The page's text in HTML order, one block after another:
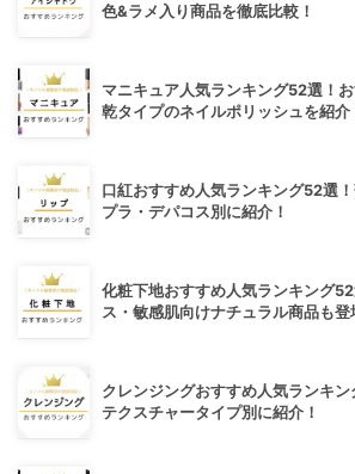
色&ラメ入り商品を徹底比較！
マニキュア人気ランキング52選！
乾タイプのネイルポリッシュを紹介
口紅おすすめ人気ランキング52選
プラ・デパコス別に紹介！
化粧下地おすすめ人気ランキング
ス・敏感肌向けナチュラル商品も登
クレンジングおすすめ人気ランキ
テクスチャータイプ別に紹介！